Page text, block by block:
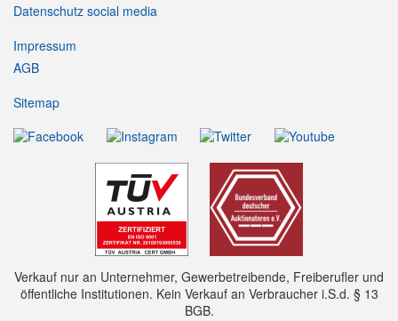
Datenschutz social media
Impressum
AGB
Sitemap
Verkauf nur an Unternehmer, Gewerbetreibende, Freiberufler und
öffentliche Institutionen. Kein Verkauf an Verbraucher i.S.d. § 13
BGB.